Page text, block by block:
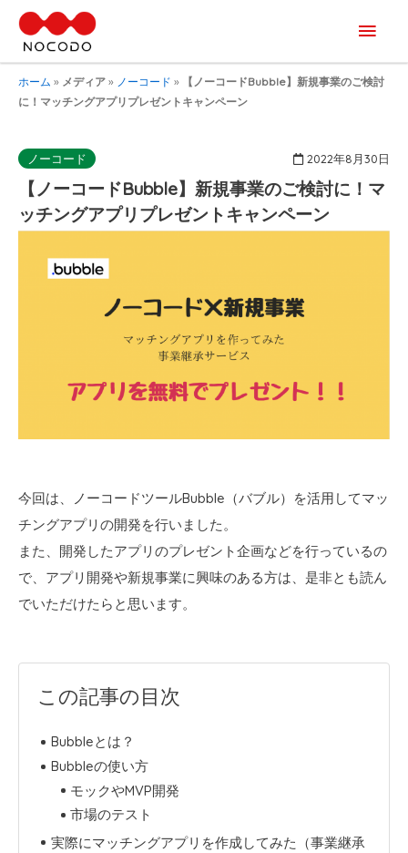
メ
イ
メ
ニ
ュ
ホーム » メディア » ノーコード »
【ノーコードBubble】新規事業のご検討
に！マッチングアプリプレゼントキャンペーン
ノーコード 2022年8月30日
【ノーコードBubble】新規事業のご検討に！マ
ッチングアプリプレゼントキャンペーン
今回は、ノーコードツールBubble（バブル）を活用してマッ
チングアプリの開発を行いました。
また、開発したアプリのプレゼント企画などを行っているの
で、アプリ開発や新規事業に興味のある方は、是非とも読ん
でいただけたらと思います。
この記事の目次
Bubbleとは？
Bubbleの使い方
モックやMVP開発
市場のテスト
実際にマッチングアプリを作成してみた（事業継承